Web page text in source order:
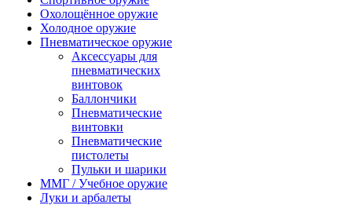
Охолощённое оружие
Холодное оружие
Пневматическое оружие
Аксессуары для
пневматических
винтовок
Баллончики
Пневматические
винтовки
Пневматические
пистолеты
Пульки и шарики
ММГ / Учебное оружие
Луки и арбалеты